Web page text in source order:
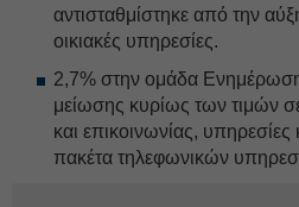
αντισταθμίστηκε από την
οικιακές υπηρεσίες.
2,7% στην ομάδα
μείωσης κυρίως των τιμών
και επικοινωνίας, υπηρεσίες
πακέτα τηλεφωνικών